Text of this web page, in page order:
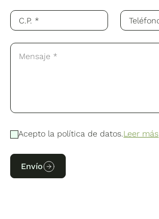
Acepto la política de datos.Leer más
Envío